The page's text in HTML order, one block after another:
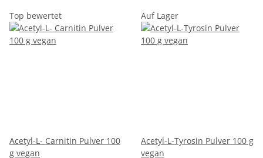
Top bewertet
Acetyl-L- Carnitin Pulver 100
g vegan
Auf Lager
Acetyl-L-Tyrosin Pulver 100 g
vegan